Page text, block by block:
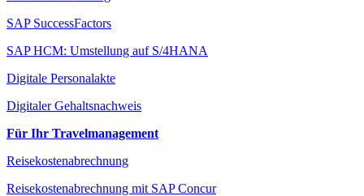
SAP SuccessFactors
SAP HCM: Umstellung auf S/4HANA
Digitale Personalakte
Digitaler Gehaltsnachweis
Für Ihr Travelmanagement
Reisekostenabrechnung
Reisekostenabrechnung mit SAP Concur